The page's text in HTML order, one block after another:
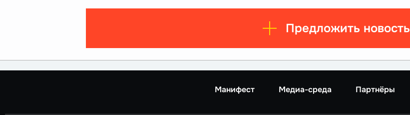
Предложить новость
Манифест Медиа-среда Партнёры